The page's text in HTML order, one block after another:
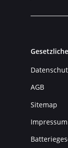
AGB
Sitemap
Impressum